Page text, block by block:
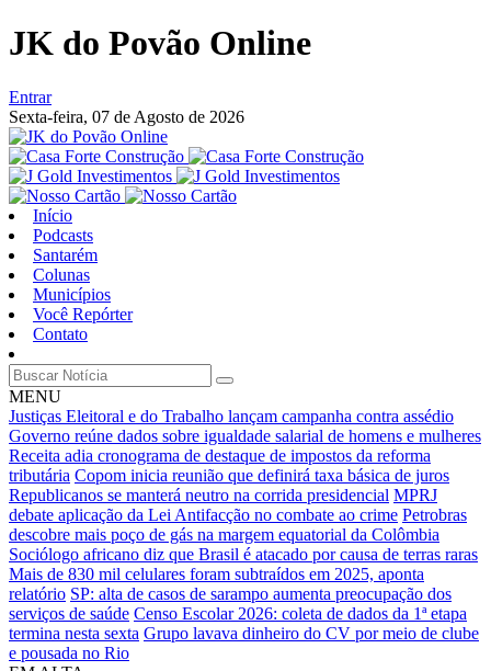
JK do Povão Online
Entrar
Sexta-feira, 07 de Agosto de 2026
Início
Podcasts
Santarém
Colunas
Municípios
Você Repórter
Contato
MENU
Justiças Eleitoral e do Trabalho lançam campanha contra assédio
Governo reúne dados sobre igualdade salarial de homens e mulheres
Receita adia cronograma de destaque de impostos da reforma
tributária Copom inicia reunião que definirá taxa básica de juros
Republicanos se manterá neutro na corrida presidencial MPRJ
debate aplicação da Lei Antifacção no combate ao crime Petrobras
descobre mais poço de gás na margem equatorial da Colômbia
Sociólogo africano diz que Brasil é atacado por causa de terras raras
Mais de 830 mil celulares foram subtraídos em 2025, aponta
relatório SP: alta de casos de sarampo aumenta preocupação dos
serviços de saúde Censo Escolar 2026: coleta de dados da 1ª etapa
termina nesta sexta Grupo lavava dinheiro do CV por meio de clube
e pousada no Rio